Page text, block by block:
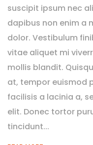
suscipit ipsum nec
dapibus non enim a
dolor. Vestibulum
vitae aliquet mi
mollis blandit.
at, tempor euismod
facilisis a lacinia a,
elit. Donec tortor
tincidunt...